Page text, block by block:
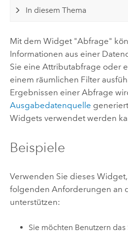
In diesem Thema
Mit dem Widget "Abfrage"
Informationen aus einer
Sie eine Attributabfrage oder
einem räumlichen Filter
Ergebnissen einer Abfrage
Ausgabedatenquelle
Widgets verwendet werden
Beispiele
Verwenden Sie dieses
folgenden Anforderungen an
unterstützen:
Sie möchten Benutzern